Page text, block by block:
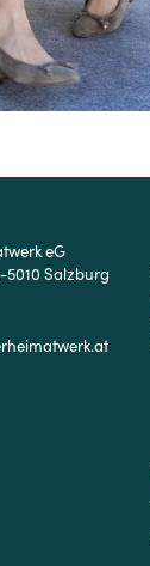
eG
5010 Salzburg